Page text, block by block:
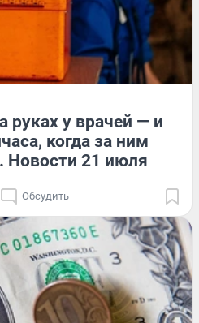
руках у врачей — и
когда за ним
Новости 21 июля
Обсудить